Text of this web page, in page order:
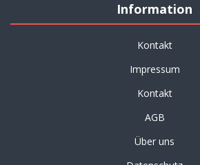
Information
Kontakt
Impressum
Kontakt
AGB
Über uns